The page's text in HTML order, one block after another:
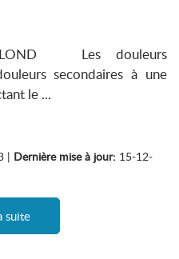
Les douleurs
secondaires à une
le ...
| Dernière mise à jour: 15-12-
suite